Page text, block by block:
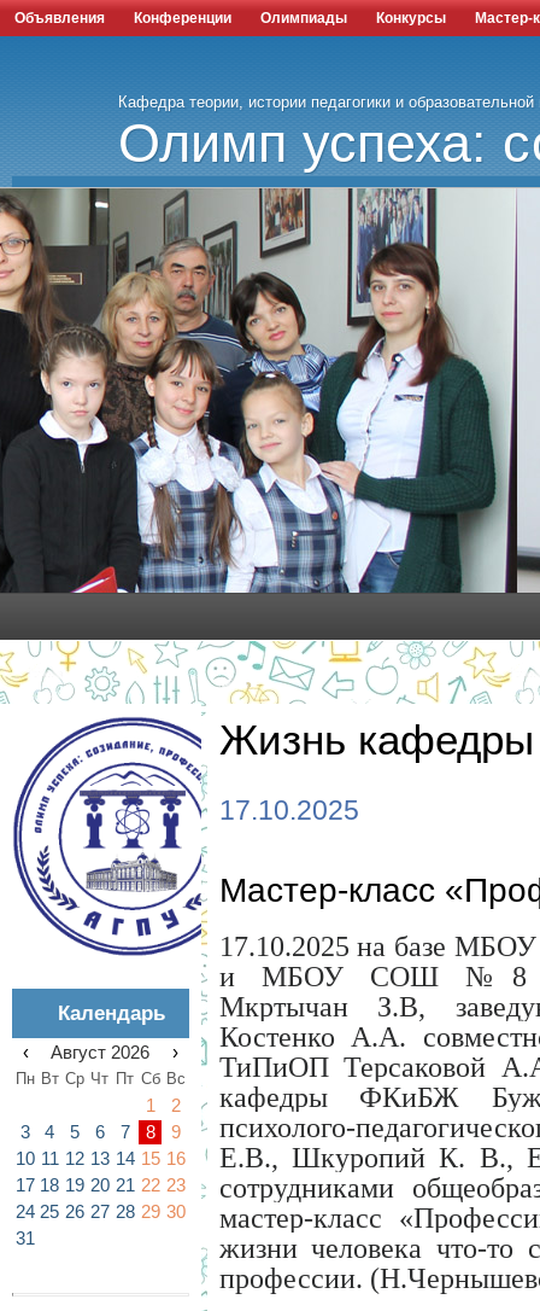
Объявления Конференции Олимпиады Конкурсы Мастер-
Кафедра теории, истории педагогики и
Олимп успеха:
наука
Календарь
‹ Август 2026 ›
Пн Вт Ср Чт Пт Сб Вс
1
2
3
4 5 6 7 8
9
10 11 12 13 14 15 16
17 18 19 20 21 22 23
24 25 26 27 28 29 30
31
Жизнь кафедры
17.10.2025
Мастер-класс
17.10.2025 на базе
и МБОУ СОШ №8
Мкртычан З.В,
Костенко А.А.
ТиПиОП Терсаковой
кафедры ФКиБЖ
психолого-
Е.В., Шкуропий К. В.,
сотрудниками
мастер-класс
жизни человека что-то
профессии.